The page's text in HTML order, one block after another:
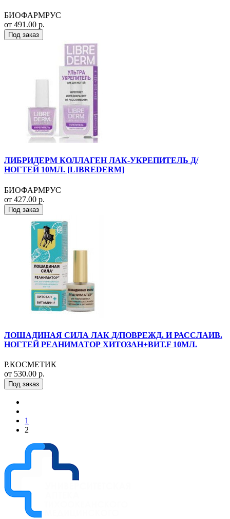
БИОФАРМРУС
от 491.00 р.
Под заказ
ЛИБРИДЕРМ КОЛЛАГЕН ЛАК-УКРЕПИТЕЛЬ Д/
НОГТЕЙ 10МЛ. [LIBREDERM]
БИОФАРМРУС
от 427.00 р.
Под заказ
ЛОШАДИНАЯ СИЛА ЛАК Д/ПОВРЕЖД. И РАССЛАИВ.
НОГТЕЙ РЕАНИМАТОР ХИТОЗАН+ВИТ.F 10МЛ.
Р.КОСМЕТИК
от 530.00 р.
Под заказ
1
2